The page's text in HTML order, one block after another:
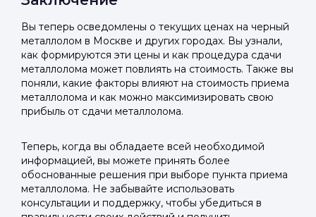
Вы теперь осведомлены о текущих ценах на черный
металлолом в Москве и других городах. Вы узнали,
как формируются эти цены и как процедура сдачи
металлолома может повлиять на стоимость. Также вы
поняли, какие факторы влияют на стоимость приема
металлолома и как можно максимизировать свою
прибыль от сдачи металлолома.
Теперь, когда вы обладаете всей необходимой
информацией, вы можете принять более
обоснованные решения при выборе пункта приема
металлолома. Не забывайте использовать
консультации и поддержку, чтобы убедиться в